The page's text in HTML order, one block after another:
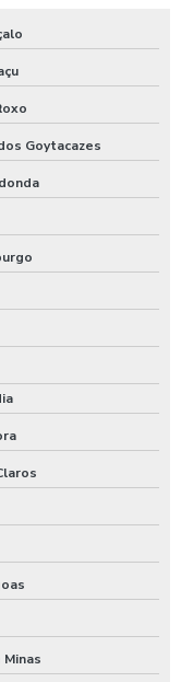
Goytacazes